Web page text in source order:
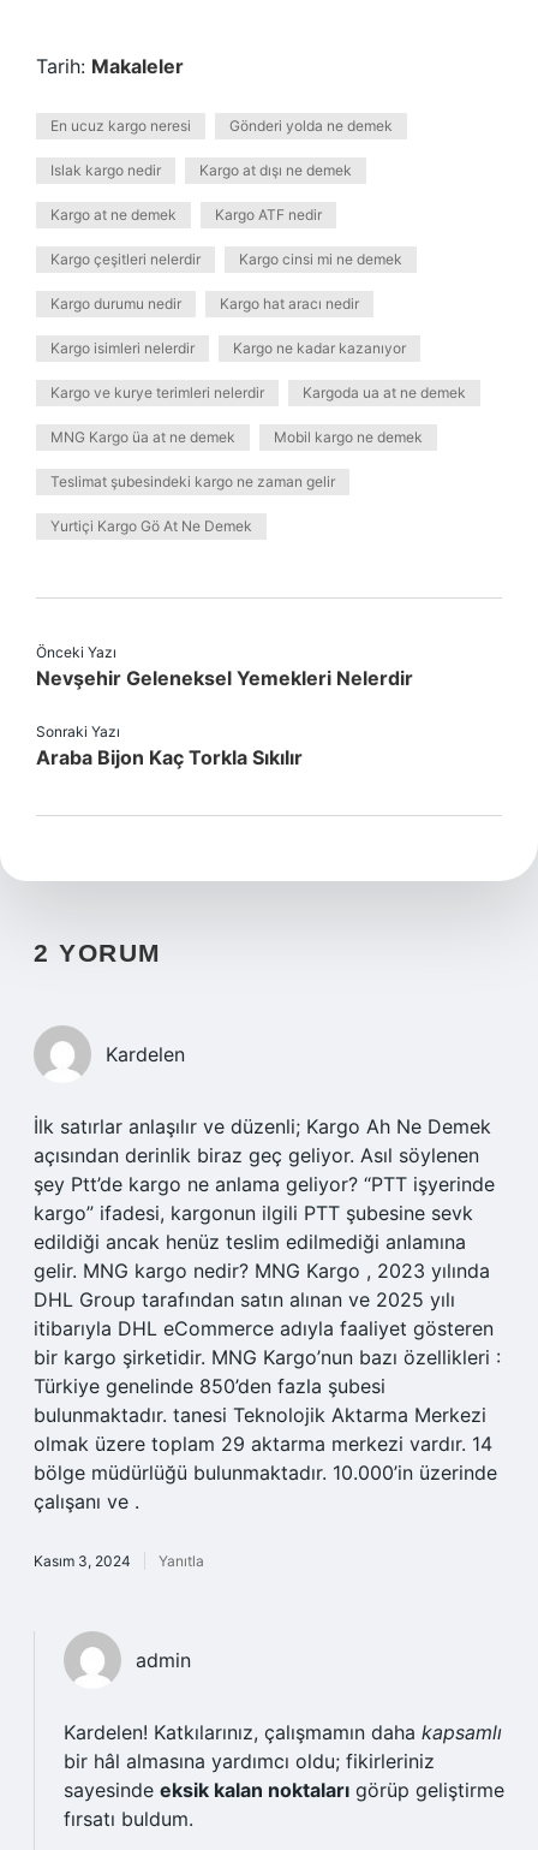
Tarih: Makaleler
En ucuz kargo neresi Gönderi yolda ne demek
Islak kargo nedir Kargo at dışı ne demek
Kargo at ne demek Kargo ATF nedir
Kargo çeşitleri nelerdir Kargo cinsi mi ne demek
Kargo durumu nedir Kargo hat aracı nedir
Kargo isimleri nelerdir Kargo ne kadar kazanıyor
Kargo ve kurye terimleri nelerdir Kargoda ua at ne demek
MNG Kargo üa at ne demek Mobil kargo ne demek
Teslimat şubesindeki kargo ne zaman gelir
Yurtiçi Kargo Gö At Ne Demek
Önceki Yazı
Nevşehir Geleneksel Yemekleri Nelerdir
Sonraki Yazı
Araba Bijon Kaç Torkla Sıkılır
2 YORUM
Kardelen
İlk satırlar anlaşılır ve düzenli; Kargo Ah Ne Demek
açısından derinlik biraz geç geliyor. Asıl söylenen
şey Ptt’de kargo ne anlama geliyor? “PTT işyerinde
kargo” ifadesi, kargonun ilgili PTT şubesine sevk
edildiği ancak henüz teslim edilmediği anlamına
gelir. MNG kargo nedir? MNG Kargo , 2023 yılında
DHL Group tarafından satın alınan ve 2025 yılı
itibarıyla DHL eCommerce adıyla faaliyet gösteren
bir kargo şirketidir. MNG Kargo’nun bazı özellikleri :
Türkiye genelinde 850’den fazla şubesi
bulunmaktadır. tanesi Teknolojik Aktarma Merkezi
olmak üzere toplam 29 aktarma merkezi vardır. 14
bölge müdürlüğü bulunmaktadır. 10.000’in üzerinde
çalışanı ve .
Kasım 3, 2024 Yanıtla
admin
Kardelen! Katkılarınız, çalışmamın daha kapsamlı
bir hâl almasına yardımcı oldu; fikirleriniz
sayesinde eksik kalan noktaları görüp geliştirme
fırsatı buldum.